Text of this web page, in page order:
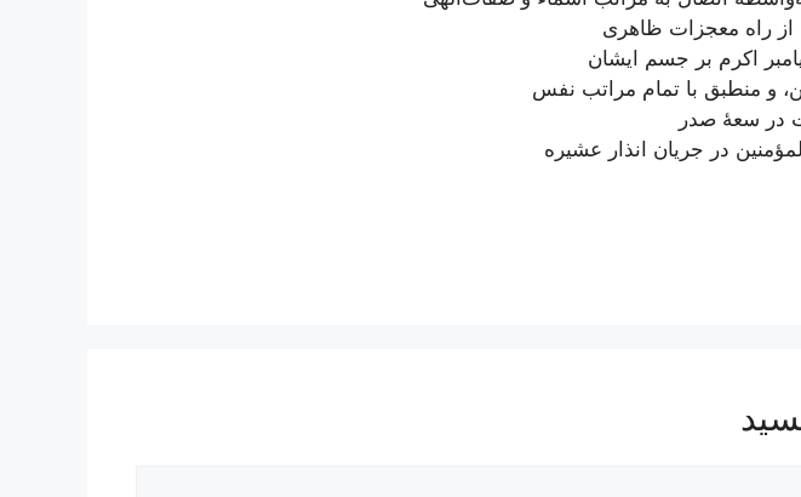
راه معجزات ظاهری
اکرم بر جسم ایشان
و منطبق با تمام مراتب نفس
در سعۀ صدر
در جریان انذار عشیره